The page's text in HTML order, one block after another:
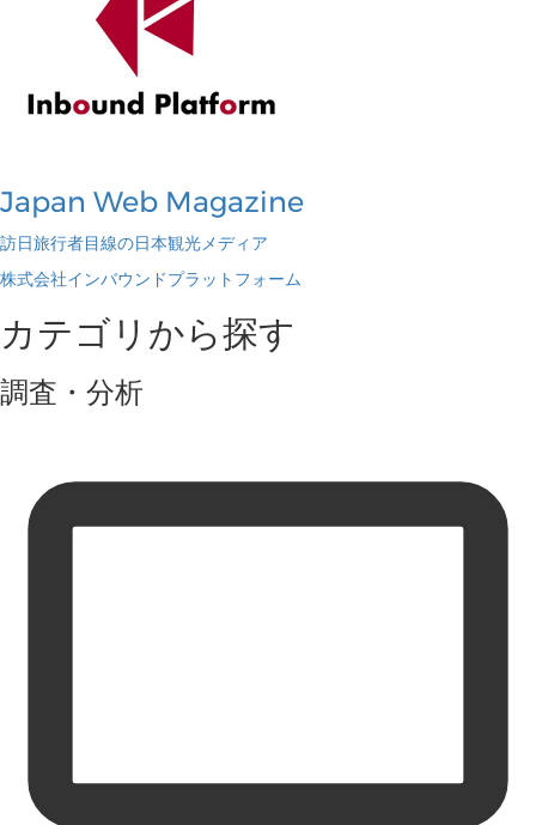
Japan Web Magazine
訪日旅行者目線の日本観光メディア
株式会社インバウンドプラットフォーム
カテゴリから探す
調査・分析